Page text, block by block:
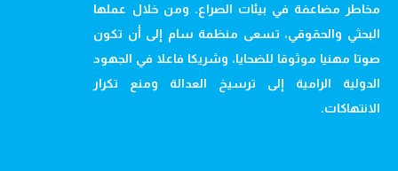
مخاطر مضاعفة في بيئات الصراع. ومن خلال عملها
البحثي والحقوقي، تسعى منظمة سام إلى أن تكون
صوتا مهنيا موثوقا للضحايا، وشريكا فاعلا في الجهود
الدولية الرامية إلى ترسيخ العدالة ومنع تكرار
الانتهاكات.